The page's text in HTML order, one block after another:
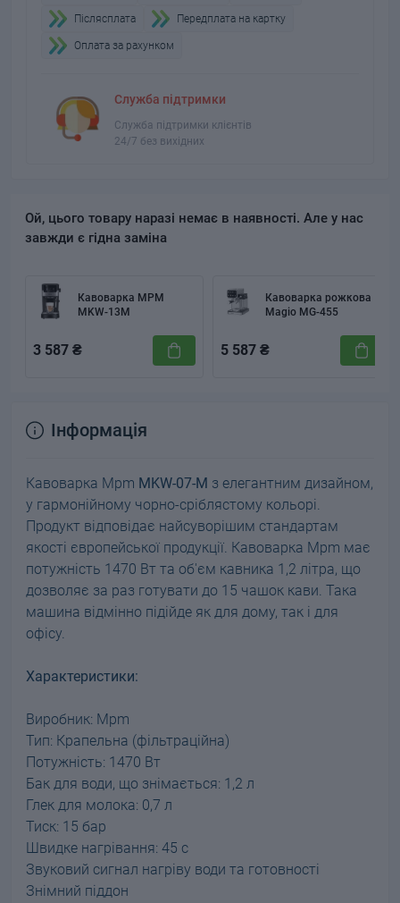
Пiслясплата Передплата на картку
Оплата за рахунком
Служба підтримки
Служба підтримки клієнтів
24/7 без вихідних
Ой, цього товару наразі немає в наявності. Але у нас
завжди є гідна заміна
Кавоварка MPM
MKW-13M
3 587 ₴
Кавоварка рожкова
Magio MG-455
5 587 ₴
Інформація
Кавоварка Mpm MKW-07-М з елегантним дизайном,
у гармонійному чорно-сріблястому кольорі.
Продукт відповідає найсуворішим стандартам
якості європейської продукції. Кавоварка Mpm має
потужність 1470 Вт та об'єм кавника 1,2 літра, що
дозволяє за раз готувати до 15 чашок кави. Така
машина відмінно підійде як для дому, так і для
офісу.
Характеристики:
Виробник: Mpm
Тип: Крапельна (фільтраційна)
Потужність: 1470 Вт
Бак для води, що знімається: 1,2 л
Глек для молока: 0,7 л
Тиск: 15 бар
Швидке нагрівання: 45 с
Звуковий сигнал нагріву води та готовності
Знімний піддон